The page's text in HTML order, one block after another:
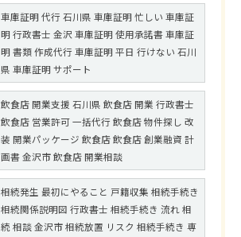
車庫証明 代行 石川県 車庫証明 忙しい 車庫証
明 行政書士 金沢 車庫証明 使用承諾書 車庫証
明 書類 作成代行 車庫証明 平日 行けない 石川
県 車庫証明 サポート
飲食店 開業支援 石川県 飲食店 開業 行政書士
飲食店 営業許可 一括代行 飲食店 物件探し 改
装 開業パッケージ 飲食店 飲食店 創業融資 計
画書 金沢市 飲食店 開業相談
相続発生 最初にやること 戸籍収集 相続手続き
相続関係説明図 行政書士 相続手続き 流れ 相
続 相談 金沢市 相続放置 リスク 相続手続き 専